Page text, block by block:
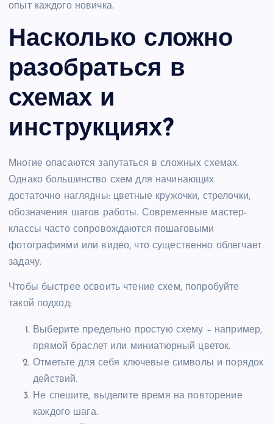
опыт каждого новичка.
Насколько сложно
разобраться в
схемах и
инструкциях?
Многие опасаются запутаться в сложных схемах.
Однако большинство схем для начинающих
достаточно наглядны: цветные кружочки, стрелочки,
обозначения шагов работы. Современные мастер-
классы часто сопровождаются пошаговыми
фотографиями или видео, что существенно облегчает
задачу.
Чтобы быстрее освоить чтение схем, попробуйте
такой подход:
Выберите предельно простую схему – например,
прямой браслет или миниатюрный цветок.
Отметьте для себя ключевые символы и порядок
действий.
Не спешите, выделите время на повторение
каждого шага.